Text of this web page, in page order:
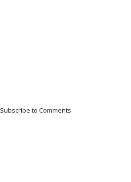
Subscribe to Comments